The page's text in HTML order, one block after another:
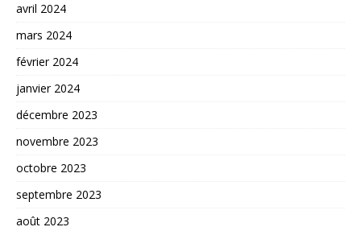
avril 2024
mars 2024
février 2024
janvier 2024
décembre 2023
novembre 2023
octobre 2023
septembre 2023
août 2023